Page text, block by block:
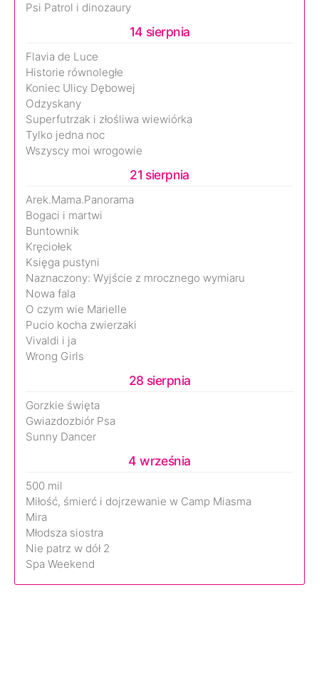
Psi Patrol i dinozaury
14 sierpnia
Flavia de Luce
Historie równoległe
Koniec Ulicy Dębowej
Odzyskany
Superfutrzak i złośliwa wiewiórka
Tylko jedna noc
Wszyscy moi wrogowie
21 sierpnia
Arek.Mama.Panorama
Bogaci i martwi
Buntownik
Kręciołek
Księga pustyni
Naznaczony: Wyjście z mrocznego wymiaru
Nowa fala
O czym wie Marielle
Pucio kocha zwierzaki
Vivaldi i ja
Wrong Girls
28 sierpnia
Gorzkie święta
Gwiazdozbiór Psa
Sunny Dancer
4 września
500 mil
Miłość, śmierć i dojrzewanie w Camp Miasma
Mira
Młodsza siostra
Nie patrz w dół 2
Spa Weekend